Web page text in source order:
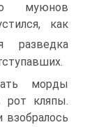
муюнов
как
морды
рот кляпы.